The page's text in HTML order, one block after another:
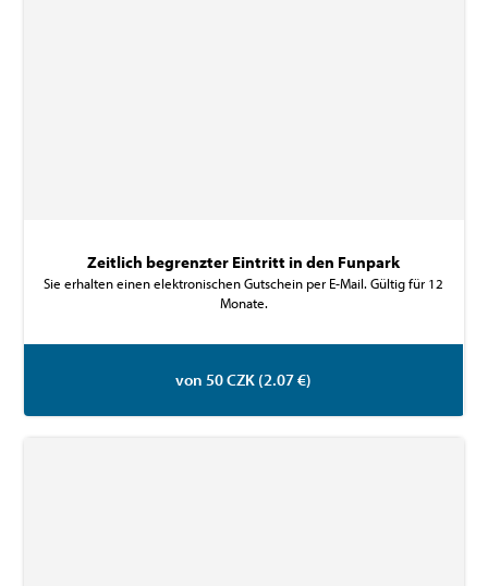
Zeitlich begrenzter Eintritt in den Funpark
Sie erhalten einen elektronischen Gutschein per E-Mail. Gültig für 12
Monate.
von 50 CZK (2.07 €)